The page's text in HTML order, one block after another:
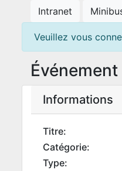
Intranet
Veuillez vous
Événement
Informations
Titre:
Catégorie:
Type: